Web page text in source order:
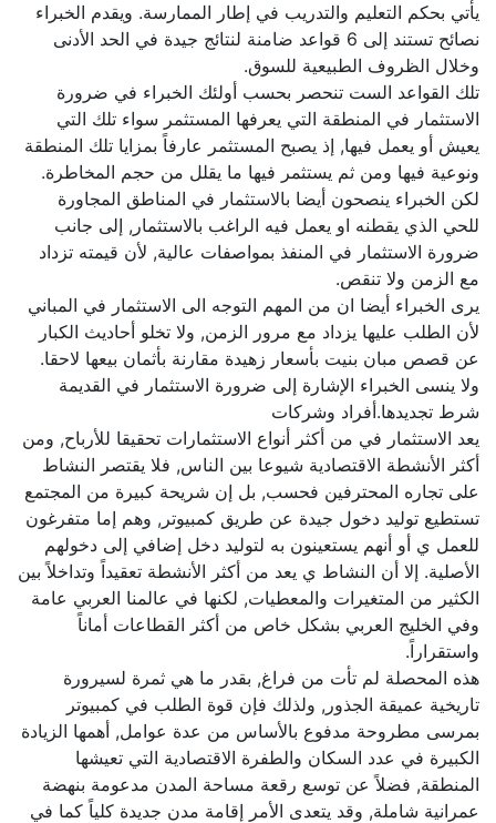
يأتي بحكم التعليم والتدريب في إطار الممارسة. ويقدم الخبراء
نصائح تستند إلى 6 قواعد ضامنة لنتائج جيدة في الحد الأدنى
وخلال الظروف الطبيعية للسوق.
تلك القواعد الست تنحصر بحسب أولئك الخبراء في ضرورة
الاستثمار في المنطقة التي يعرفها المستثمر سواء تلك التي
يعيش أو يعمل فيها, إذ يصبح المستثمر عارفاً بمزايا تلك المنطقة
ونوعية فيها ومن ثم يستثمر فيها ما يقلل من حجم المخاطرة.
لكن الخبراء ينصحون أيضا بالاستثمار في المناطق المجاورة
للحي الذي يقطنه او يعمل فيه الراغب بالاستثمار, إلى جانب
ضرورة الاستثمار في المنفذ بمواصفات عالية, لأن قيمته تزداد
مع الزمن ولا تنقص.
يرى الخبراء أيضا ان من المهم التوجه الى الاستثمار في المباني
لأن الطلب عليها يزداد مع مرور الزمن, ولا تخلو أحاديث الكبار
عن قصص مبان بنيت بأسعار زهيدة مقارنة بأثمان بيعها لاحقا.
ولا ينسى الخبراء الإشارة إلى ضرورة الاستثمار في القديمة
شرط تجديدها.أفراد وشركات
يعد الاستثمار في من أكثر أنواع الاستثمارات تحقيقا للأرباح, ومن
أكثر الأنشطة الاقتصادية شيوعا بين الناس, فلا يقتصر النشاط
على تجاره المحترفين فحسب, بل إن شريحة كبيرة من المجتمع
تستطيع توليد دخول جيدة عن طريق كمبيوتر, وهم إما متفرغون
للعمل ي أو أنهم يستعينون به لتوليد دخل إضافي إلى دخولهم
الأصلية. إلا أن النشاط ي يعد من أكثر الأنشطة تعقيداً وتداخلاً بين
الكثير من المتغيرات والمعطيات, لكنها في عالمنا العربي عامة
وفي الخليج العربي بشكل خاص من أكثر القطاعات أماناً
واستقراراً.
هذه المحصلة لم تأت من فراغ, بقدر ما هي ثمرة لسيرورة
تاريخية عميقة الجذور, ولذلك فإن قوة الطلب في كمبيوتر
بمرسى مطروحة مدفوع بالأساس من عدة عوامل, أهمها الزيادة
الكبيرة في عدد السكان والطفرة الاقتصادية التي تعيشها
المنطقة, فضلاً عن توسع رقعة مساحة المدن مدعومة بنهضة
عمرانية شاملة, وقد يتعدى الأمر إقامة مدن جديدة كلياً كما في